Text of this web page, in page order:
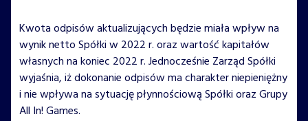
Kwota odpisów aktualizujących będzie miała wpływ na
wynik netto Spółki w 2022 r. oraz wartość kapitałów
własnych na koniec 2022 r. Jednocześnie Zarząd Spółki
wyjaśnia, iż dokonanie odpisów ma charakter niepieniężny
i nie wpływa na sytuację płynnościową Spółki oraz Grupy
All In! Games.